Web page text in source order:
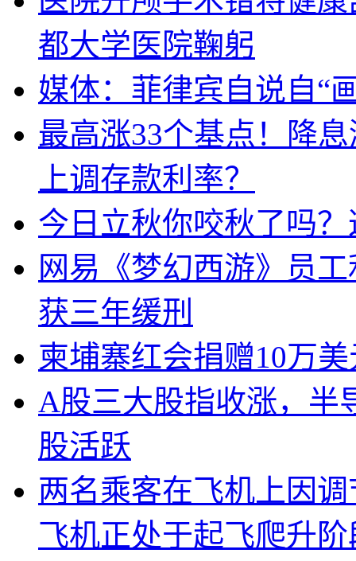
都大学医院鞠躬
媒体：菲律宾自说自“
最高涨33个基点！降
上调存款利率？
今日立秋你咬秋了吗
网易《梦幻西游》员
获三年缓刑
柬埔寨红会捐赠10万
A股三大股指收涨，半
股活跃
两名乘客在飞机上因
飞机正处于起飞爬升阶